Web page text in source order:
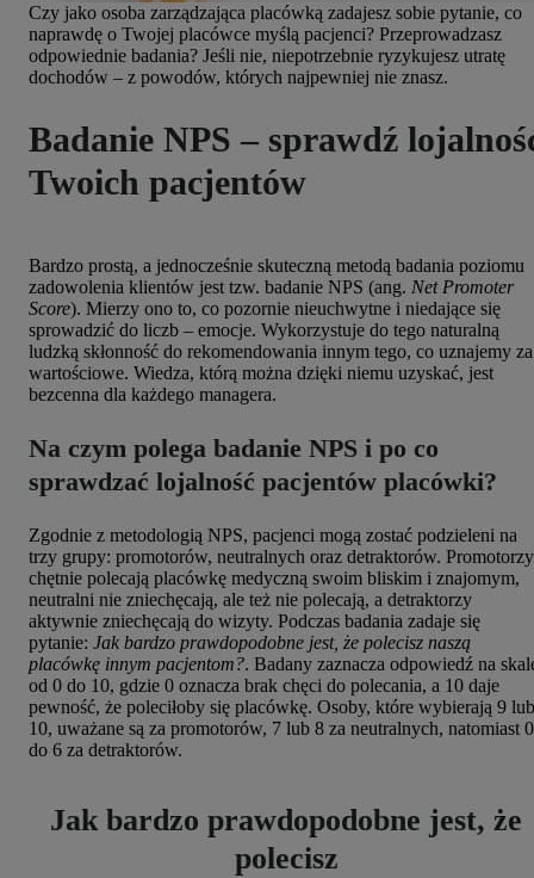
Czy jako osoba zarządzająca placówką zadajesz sobie pytanie, co
naprawdę o Twojej placówce myślą pacjenci? Przeprowadzasz
odpowiednie badania? Jeśli nie, niepotrzebnie ryzykujesz utratę
dochodów – z powodów, których najpewniej nie znasz.
Badanie NPS – sprawdź
Twoich pacjentów
Bardzo prostą, a jednocześnie skuteczną metodą badania poziomu
zadowolenia klientów jest tzw. badanie NPS (ang. Net Promoter
Score). Mierzy ono to, co pozornie nieuchwytne i niedające się
sprowadzić do liczb – emocje. Wykorzystuje do tego naturalną
ludzką skłonność do rekomendowania innym tego, co uznajemy za
wartościowe. Wiedza, którą można dzięki niemu uzyskać, jest
bezcenna dla każdego managera.
Na czym polega badanie NPS i po co
sprawdzać lojalność pacjentów placówki?
Zgodnie z metodologią NPS, pacjenci mogą zostać podzieleni na
trzy grupy: promotorów, neutralnych oraz detraktorów. Promotorzy
chętnie polecają placówkę medyczną swoim bliskim i znajomym,
neutralni nie zniechęcają, ale też nie polecają, a detraktorzy
aktywnie zniechęcają do wizyty. Podczas badania zadaje się
pytanie: Jak bardzo prawdopodobne jest, że polecisz naszą
placówkę innym pacjentom?. Badany zaznacza odpowiedź na
od 0 do 10, gdzie 0 oznacza brak chęci do polecania, a 10 daje
pewność, że poleciłoby się placówkę. Osoby, które wybierają 9 lub
10, uważane są za promotorów, 7 lub 8 za neutralnych, natomiast 0
do 6 za detraktorów.
Jak bardzo prawdopodobne jest, że
polecisz